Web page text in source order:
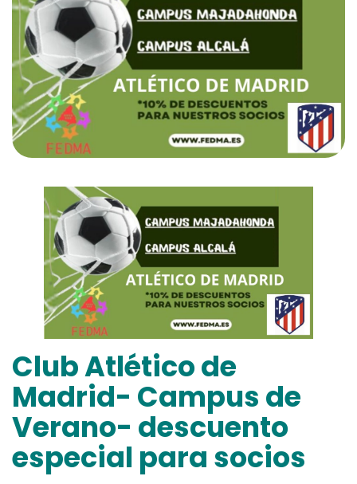
Club Atlético de
Madrid- Campus de
Verano- descuento
especial para socios